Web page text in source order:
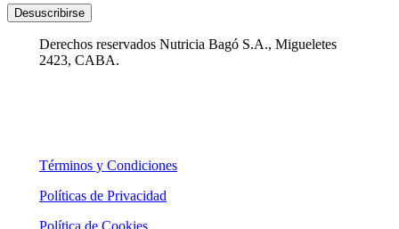
Desuscribirse
Derechos reservados Nutricia Bagó S.A., Migueletes
2423, CABA.
Términos y Condiciones
Políticas de Privacidad
Política de Cookies